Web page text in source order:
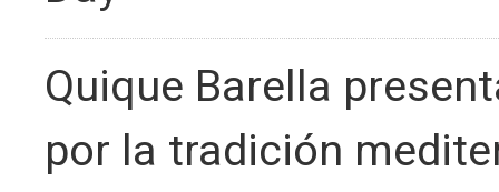
Quique Barella
por la tradición